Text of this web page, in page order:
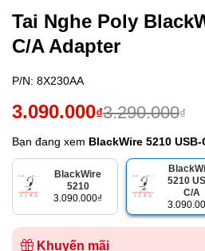
Tai Nghe Poly
C/A Adapter
P/N: 8X230AA
3.290.000₫
Giá
gốc
là:
3.290.000₫.
3.090.000₫
Giá
hiện
tại
là:
3.090.000₫.
Bạn đang xem BlackWire 5210 USB-
BlackWire
5210
3.090.000₫
5210
C/A
Khuyến mãi